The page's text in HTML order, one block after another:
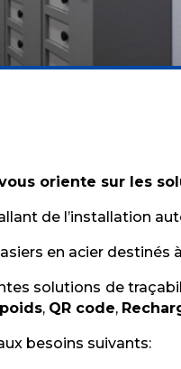
oriente sur les
de l’installation
en acier destinés
solutions de
, QR code,
besoins suivants: